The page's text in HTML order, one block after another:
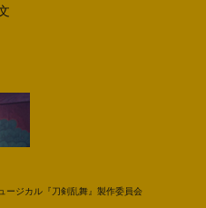
ージカル『刀剣乱舞』製作委員会